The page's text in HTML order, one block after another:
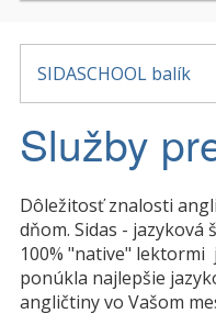
SIDASCHOOL balík
Služby
Dôležitosť znalosti
dňom. Sidas -
100% "native" lektormi
ponúkla najlepšie
angličtiny vo Vašom